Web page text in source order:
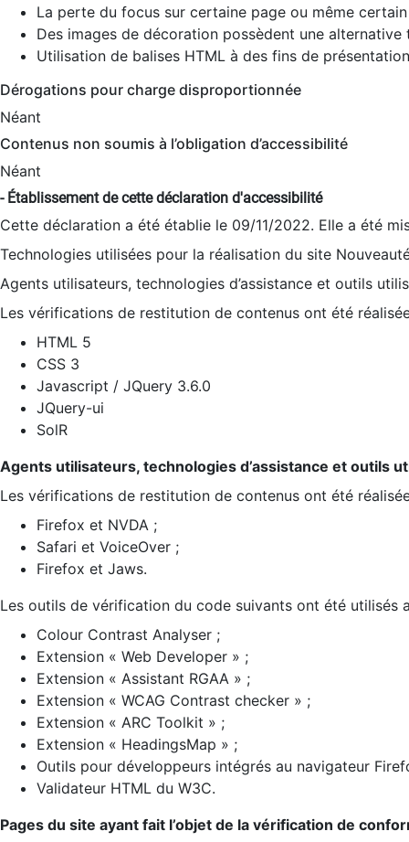
La perte du focus sur certaine page ou même
Des images de décoration possèdent une alternative
Utilisation de balises HTML à des fins de
Dérogations pour charge disproportionnée
Néant
Contenus non soumis à l’obligation d’accessibilité
Néant
- Établissement de cette déclaration d'accessibilité
Cette déclaration a été établie le 09/11/2022. Elle a été
Technologies utilisées pour la réalisation du site
Agents utilisateurs, technologies d’assistance et outils
Les vérifications de restitution de contenus ont été
HTML 5
CSS 3
Javascript / JQuery 3.6.0
JQuery-ui
SolR
Agents utilisateurs, technologies d’assistance et outils
Les vérifications de restitution de contenus ont été
Firefox et NVDA ;
Safari et VoiceOver ;
Firefox et Jaws.
Les outils de vérification du code suivants ont été utilisés
Colour Contrast Analyser ;
Extension « Web Developer » ;
Extension « Assistant RGAA » ;
Extension « WCAG Contrast checker » ;
Extension « ARC Toolkit » ;
Extension « HeadingsMap » ;
Outils pour développeurs intégrés au navigateur
Validateur HTML du W3C.
Pages du site ayant fait l’objet de la vérification de